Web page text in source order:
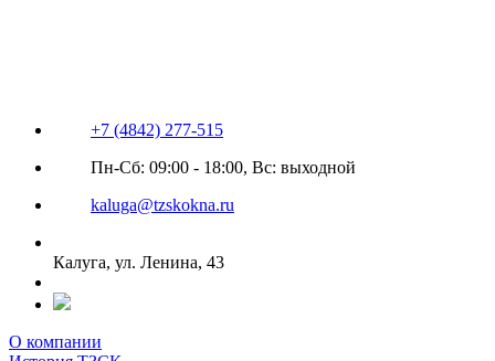
+7 (4842) 277-515
Пн-Сб: 09:00 - 18:00, Вс: выходной
kaluga@tzskokna.ru
Калуга, ул. Ленина, 43
О компании